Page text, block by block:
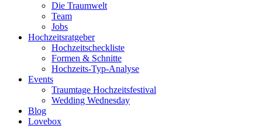
Die Traumwelt
Team
Jobs
Hochzeitsratgeber
Hochzeitscheckliste
Formen & Schnitte
Hochzeits-Typ-Analyse
Events
Traumtage Hochzeitsfestival
Wedding Wednesday
Blog
Lovebox